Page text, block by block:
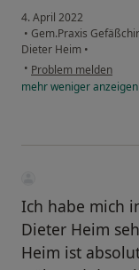
4. April 2022
• Gem.Praxis
Dieter Heim •
• Problem melden
mehrwenigeranzeigen
Ich habe mich
Dieter Heim
Heim ist